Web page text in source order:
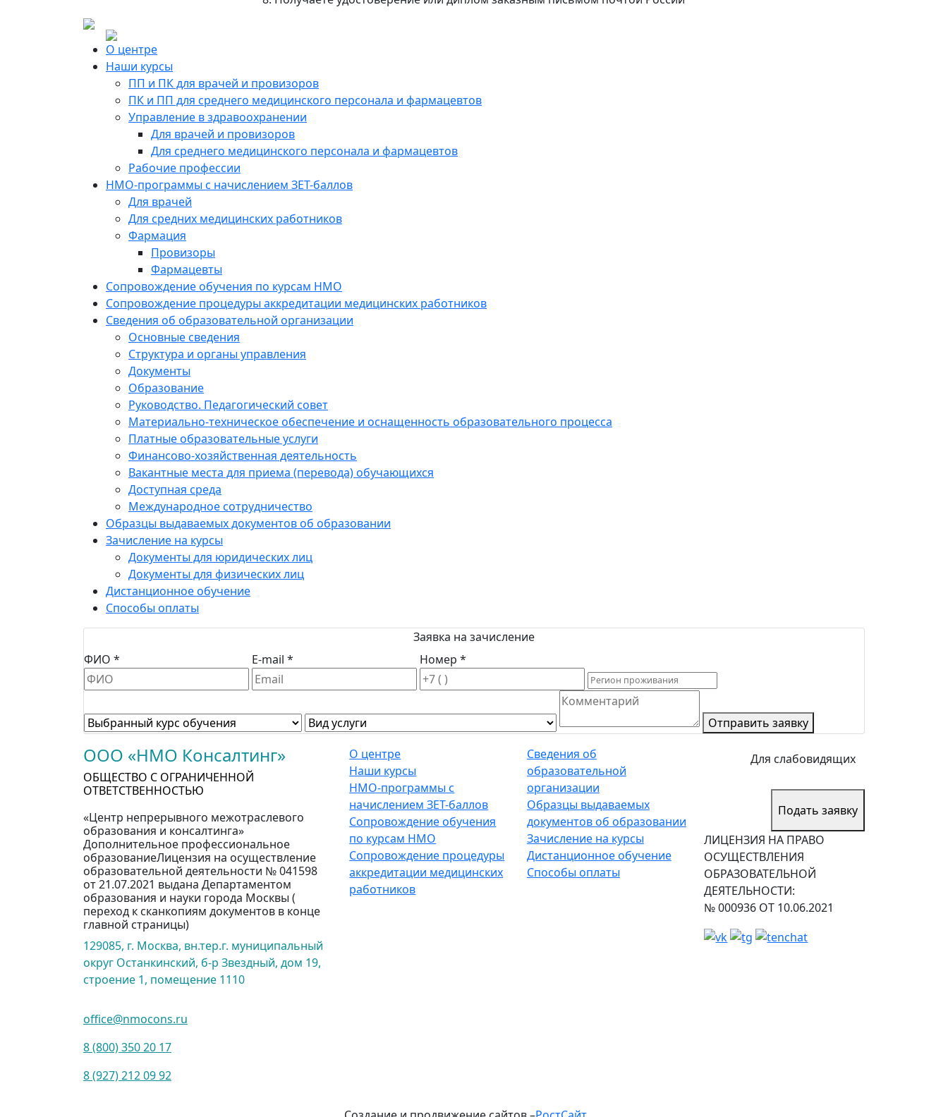
О центре
Наши курсы
ПП и ПК для врачей и провизоров
ПК и ПП для среднего медицинского персонала и фармацевтов
Управление в здравоохранении
Для врачей и провизоров
Для среднего медицинского персонала и фармацевтов
Рабочие профессии
НМО-программы с начислением ЗЕТ-баллов
Для врачей
Для средних медицинских работников
Фармация
Провизоры
Фармацевты
Сопровождение обучения по курсам НМО
Сопровождение процедуры аккредитации медицинских работников
Сведения об образовательной организации
Основные сведения
Структура и органы управления
Документы
Образование
Руководство. Педагогический совет
Материально-техническое обеспечение и оснащенность образовательного процесса
Платные образовательные услуги
Финансово-хозяйственная деятельность
Вакантные места для приема (перевода) обучающихся
Доступная среда
Международное сотрудничество
Образцы выдаваемых документов об образовании
Зачисление на курсы
Документы для юридических лиц
Документы для физических лиц
Дистанционное обучение
Способы оплаты
Заявка на зачисление
ФИО *
E-mail * Номер *
Отправить заявку
ООО «НМО Консалтинг»
ОБЩЕСТВО С ОГРАНИЧЕННОЙ
ОТВЕТСТВЕННОСТЬЮ
«Центр непрерывного межотраслевого
образования и консалтинга»
Дополнительное профессиональное
образованиеЛицензия на осуществление
образовательной деятельности № 041598
от 21.07.2021 выдана Департаментом
образования и науки города Москвы (
переход к сканкопиям документов в конце
главной страницы)
129085, г. Москва, вн.тер.г. муниципальный
округ Останкинский, б-р Звездный, дом 19,
строение 1, помещение 1110
office@nmocons.ru
8 (800) 350 20 17
8 (927) 212 09 92
О центре
Наши курсы
НМО-программы с
начислением ЗЕТ-баллов
Сопровождение обучения
по курсам НМО
Сопровождение процедуры
аккредитации медицинских
работников
Сведения об
образовательной
организации
Образцы выдаваемых
документов об образовании
Зачисление на курсы
Дистанционное обучение
Способы оплаты
Для слабовидящих
Подать заявку
ЛИЦЕНЗИЯ НА ПРАВО
ОСУЩЕСТВЛЕНИЯ
ОБРАЗОВАТЕЛЬНОЙ
ДЕЯТЕЛЬНОСТИ:
№ 000936 ОТ 10.06.2021